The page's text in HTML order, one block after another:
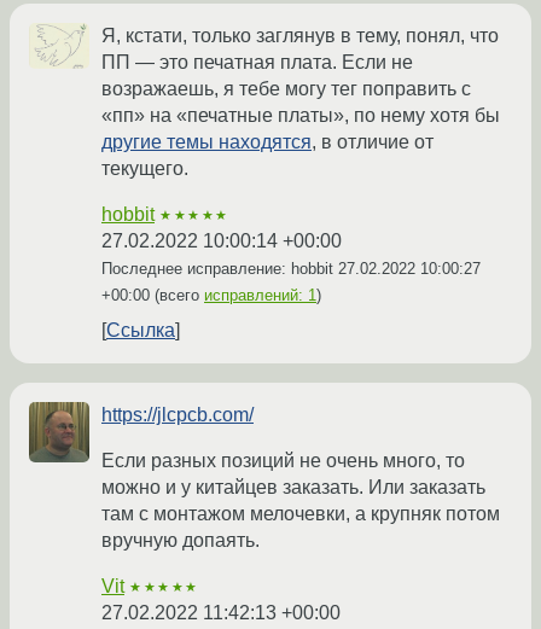
Я, кстати, только заглянув в тему, понял, что
ПП — это печатная плата. Если не
возражаешь, я тебе могу тег поправить с
«пп» на «печатные платы», по нему хотя бы
другие темы находятся, в отличие от
текущего.
hobbit ★★★★★
27.02.2022 10:00:14 +00:00
Последнее исправление: hobbit 27.02.2022 10:00:27
+00:00 (всего исправлений: 1)
Ссылка
https://jlcpcb.com/
Если разных позиций не очень много, то
можно и у китайцев заказать. Или заказать
там с монтажом мелочевки, а крупняк потом
вручную допаять.
Vit ★★★★★
27.02.2022 11:42:13 +00:00